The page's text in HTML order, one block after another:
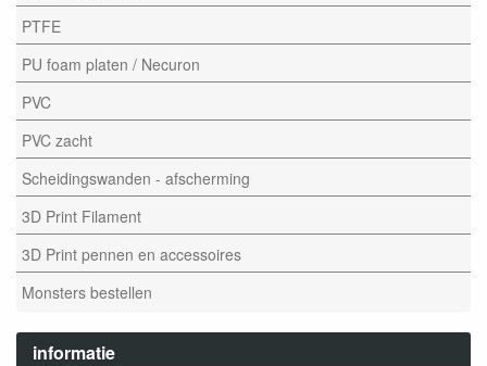
PTFE
PU foam platen / Necuron
PVC
PVC zacht
Scheidingswanden - afscherming
3D Print Filament
3D Print pennen en accessoires
Monsters bestellen
informatie